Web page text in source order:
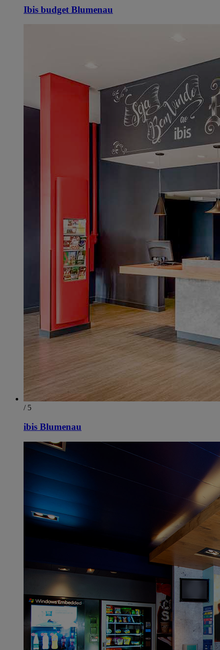
Ibis budget Blumenau
/ 5
ibis Blumenau